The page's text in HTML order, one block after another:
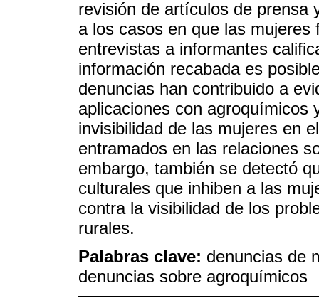
revisión de artículos de prensa
a los casos en que las
entrevistas a informantes
información recabada es
denuncias han contribuido a
aplicaciones con agroquímicos
invisibilidad de las mujeres en
entramados en las relaciones
embargo, también se detectó
culturales que inhiben a las
contra la visibilidad de los
rurales.
Palabras clave: denuncias de
denuncias sobre agroquímicos